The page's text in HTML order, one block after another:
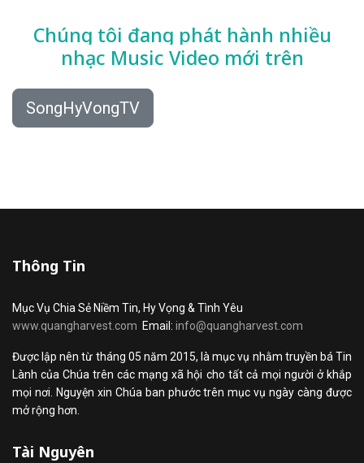
Chúng tôi đang phát hành nhiều
nhạc Music Video mới trên
SongHyVongTV
Thông Tin
Mục Vụ Chia Sẻ Niềm Tin, Hy Vọng & Tình Yêu
www.quangharvest.com Email: info@quangharvest.com
Được lập nên từ tháng 05 năm 2015, là mục vụ nhằm truyền bá Tin
Lành của Chúa trên các mạng xã hội cho tất cả mọi người ở khắp
mọi nơi. Nguyện xin Chúa ban phước trên mục vụ ngày càng được
mở rộng hơn.
Tài Nguyên